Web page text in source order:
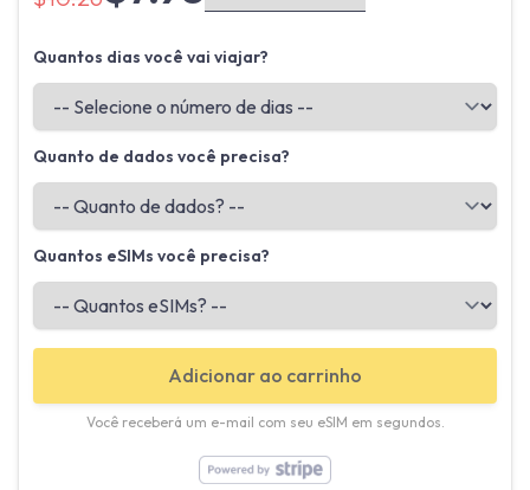
Quantos dias você vai viajar?
Quanto de dados você precisa?
Quantos eSIMs você precisa?
Adicionar ao carrinho
Você receberá um e-mail com seu eSIM em segundos.